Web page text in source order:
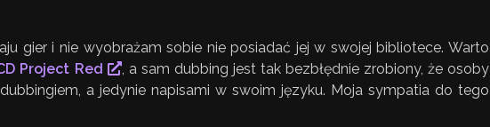
gier i nie wyobrażam sobie nie posiadać jej w swojej bibliotece. Warto
Project Red
, a sam dubbing jest tak bezbłędnie zrobiony, że osoby
a jedynie napisami w swoim języku. Moja sympatia do tego